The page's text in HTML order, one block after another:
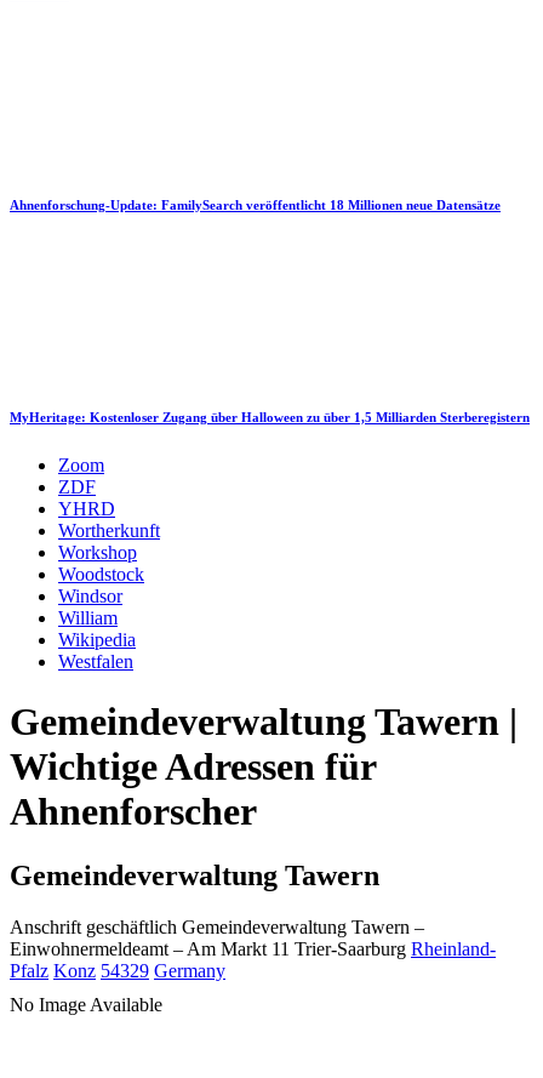
Ahnenforschung-Update: FamilySearch veröffentlicht 18 Millionen neue Datensätze
MyHeritage: Kostenloser Zugang über Halloween zu über 1,5 Milliarden Sterberegistern
Zoom
ZDF
YHRD
Wortherkunft
Workshop
Woodstock
Windsor
William
Wikipedia
Westfalen
Gemeindeverwaltung Tawern |
Wichtige Adressen für
Ahnenforscher
Gemeindeverwaltung Tawern
Anschrift geschäftlich Gemeindeverwaltung Tawern –
Einwohnermeldeamt – Am Markt 11 Trier-Saarburg Rheinland-
Pfalz Konz 54329 Germany
No Image Available